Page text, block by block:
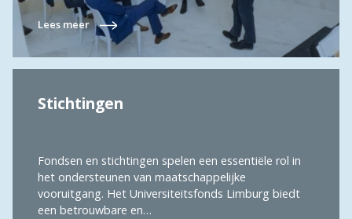
Lees meer
Stichtingen
Fondsen en stichtingen spelen een essentiële rol in
het ondersteunen van maatschappelijke
vooruitgang. Het Universiteitsfonds Limburg biedt
een betrouwbare en…